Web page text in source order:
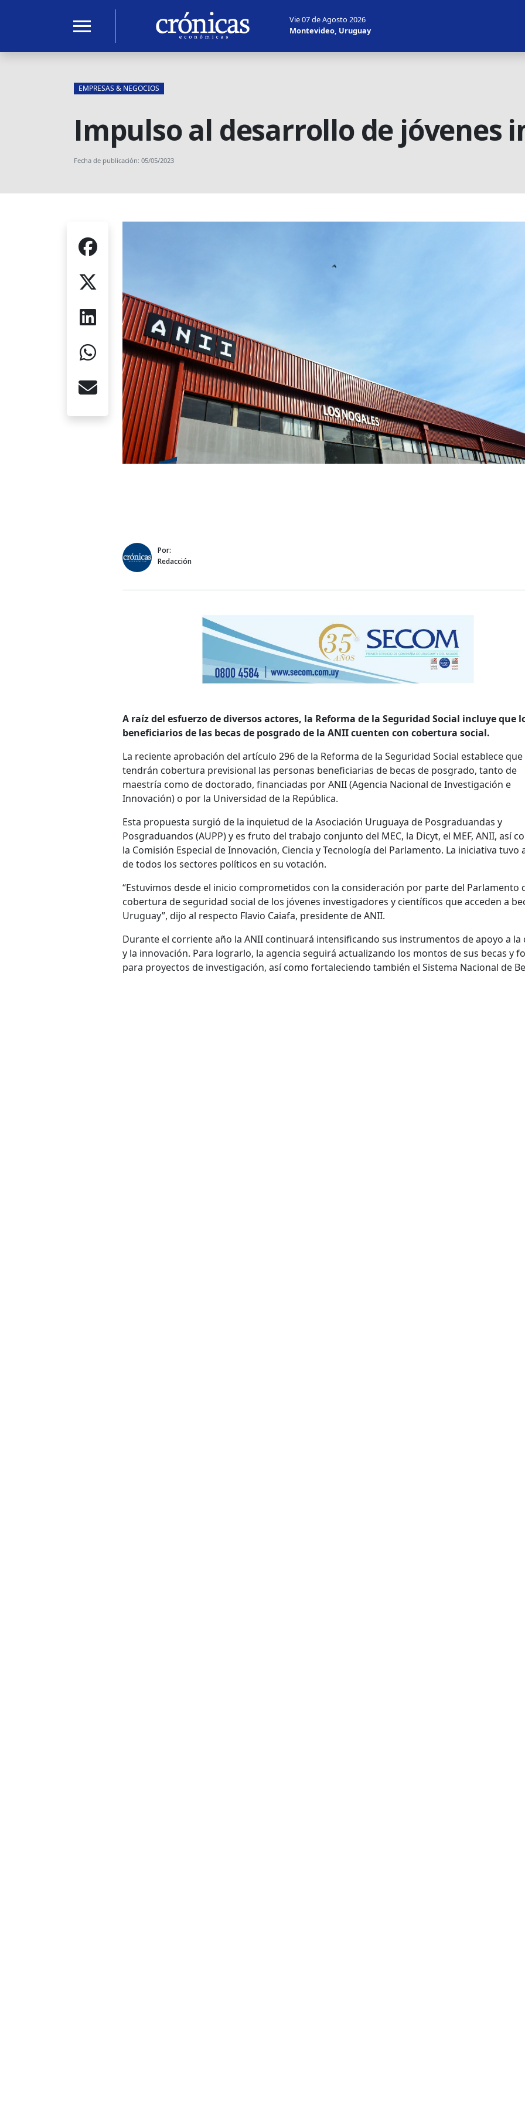
menu
Vie 07 de Agosto 2026
Montevideo, Uruguay
EMPRESAS & NEGOCIOS
Impulso al desarrollo de jóvenes
Fecha de publicación: 05/05/2023
Por:
Redacción
A raíz del esfuerzo de diversos actores, la Reforma de la Seguridad Social incluye que
beneficiarios de las becas de posgrado de la ANII cuenten con cobertura social.
La reciente aprobación del artículo 296 de la Reforma de la Seguridad Social establece que
tendrán cobertura previsional las personas beneficiarias de becas de posgrado, tanto de
maestría como de doctorado, financiadas por ANII (Agencia Nacional de Investigación e
Innovación) o por la Universidad de la República.
Esta propuesta surgió de la inquietud de la Asociación Uruguaya de Posgraduandas y
Posgraduandos (AUPP) y es fruto del trabajo conjunto del MEC, la Dicyt, el MEF, ANII, así
la Comisión Especial de Innovación, Ciencia y Tecnología del Parlamento. La iniciativa tuvo
de todos los sectores políticos en su votación.
“Estuvimos desde el inicio comprometidos con la consideración por parte del Parlamento
cobertura de seguridad social de los jóvenes investigadores y científicos que acceden a
Uruguay”, dijo al respecto Flavio Caiafa, presidente de ANII.
Durante el corriente año la ANII continuará intensificando sus instrumentos de apoyo a la
y la innovación. Para lograrlo, la agencia seguirá actualizando los montos de sus becas y
para proyectos de investigación, así como fortaleciendo también el Sistema Nacional de